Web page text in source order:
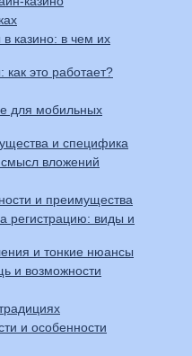
казино: в чем их
это работает?
для мобильных
и специфика
вложений
и преимущества
регистрацию: виды и
и тонкие нюансы
и возможности
и особенности